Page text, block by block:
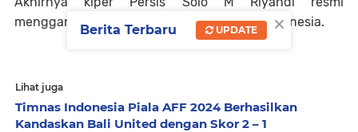
menggantikan posisi kiper utama Timnas Indonesia.
Lihat juga
Timnas Indonesia Piala AFF 2024 Berhasilkan
Kandaskan Bali United dengan Skor 2 – 1
×
Berita Terbaru UPDATE